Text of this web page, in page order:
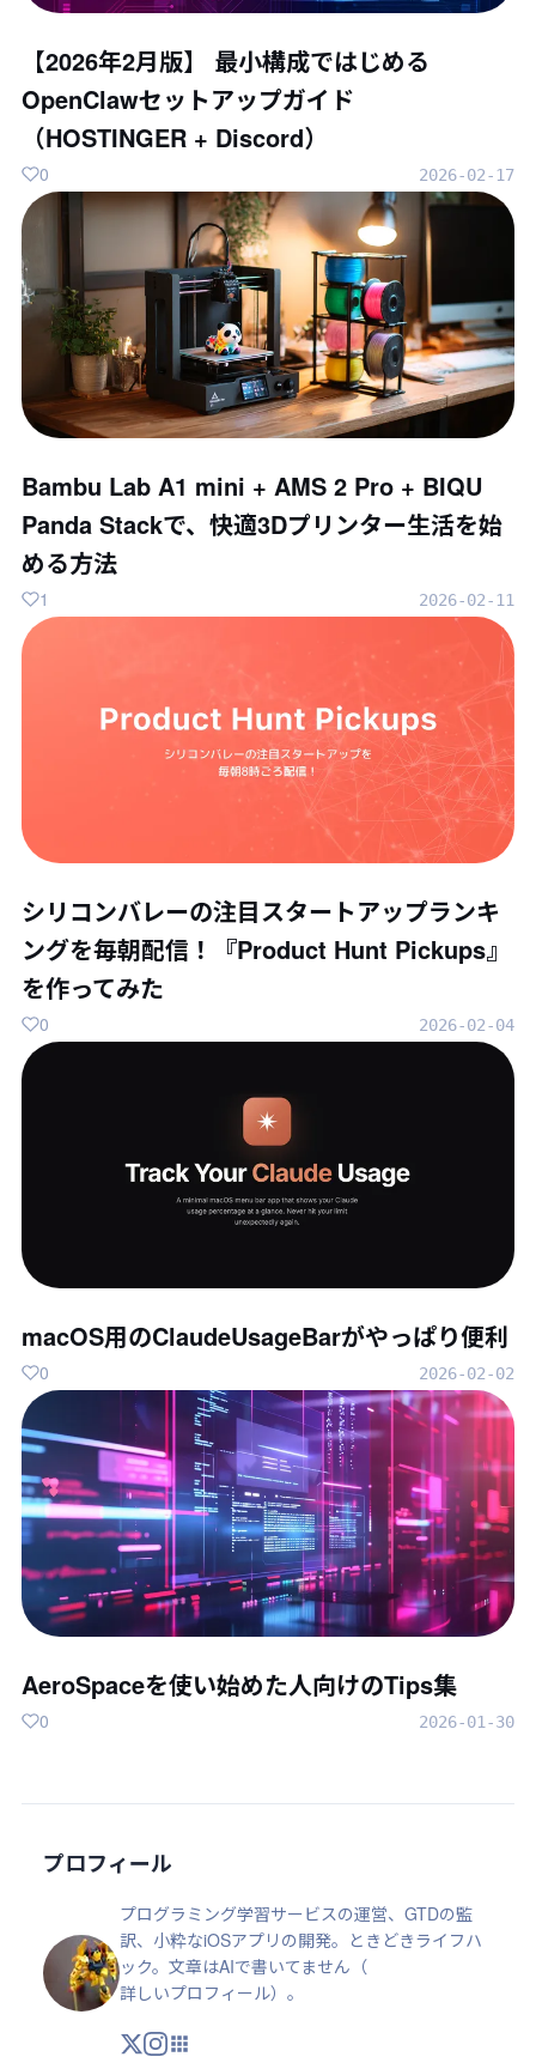
【2026年2月版】 最小構成ではじめる
OpenClawセットアップガイド
（HOSTINGER + Discord）
2026-02-17
0
Bambu Lab A1 mini + AMS 2 Pro + BIQU
Panda Stackで、快適3Dプリンター生活を始
める方法
2026-02-11
1
シリコンバレーの注目スタートアップランキ
ングを毎朝配信！『Product Hunt Pickups』
を作ってみた
2026-02-04
0
macOS用のClaudeUsageBarがやっぱり便利
2026-02-02
0
AeroSpaceを使い始めた人向けのTips集
2026-01-30
0
プロフィール
プログラミング学習サービスの運営、GTDの監
訳、小粋なiOSアプリの開発。ときどきライフハ
ック。文章はAIで書いてません（
詳しいプロフィール）。
X Instagram
アプリ・ツール